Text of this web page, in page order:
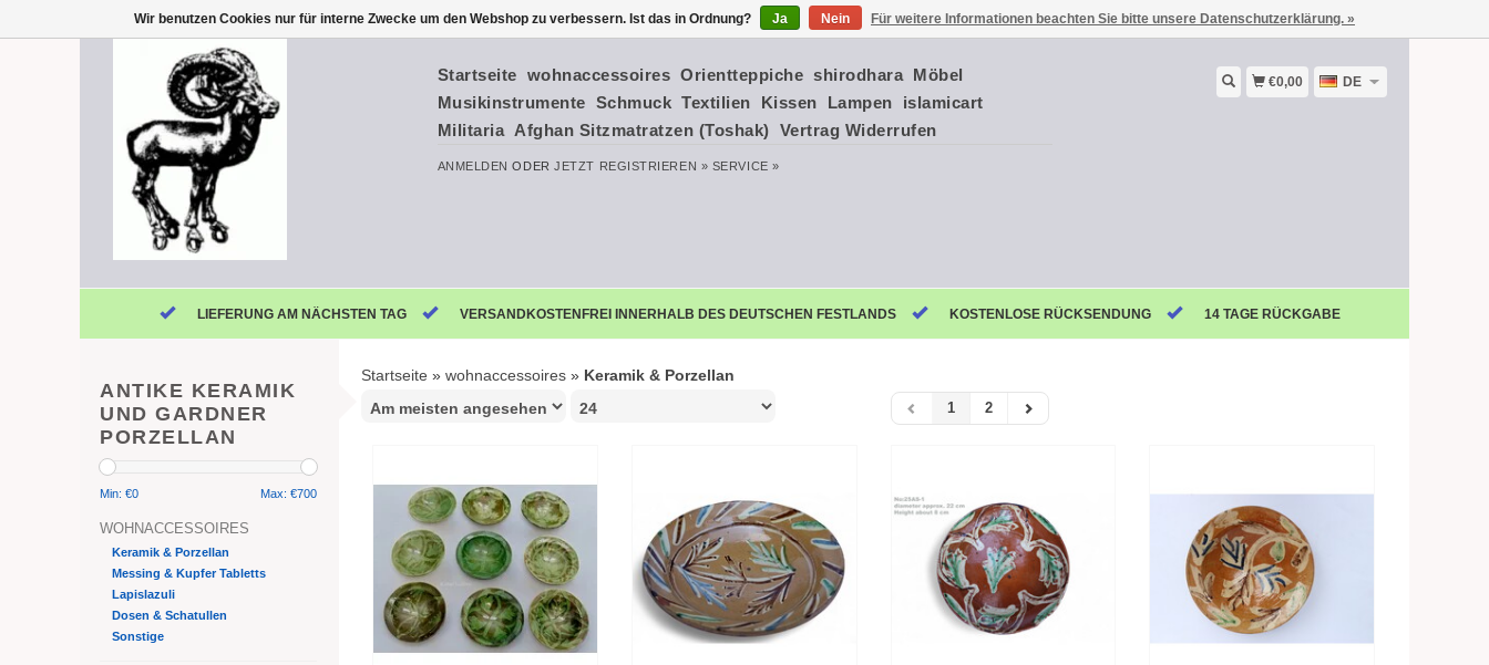
Startseite wohnaccessoires Orientteppiche shirodhara Möbel
Musikinstrumente Schmuck Textilien Kissen Lampen
islamicart
Militaria Afghan Sitzmatratzen (Toshak) Vertrag Widerrufen
ANMELDEN ODERJETZT REGISTRIEREN » SERVICE »
€0,00 DE
LIEFERUNG AM NÄCHSTEN TAG VERSANDKOSTENFREI INNERHALB DES DEUTSCHEN FESTLANDS KOSTENLOSE RÜCKSENDUNG 14 TAGE RÜCKGABE
ANTIKE KERAMIK
UND GARDNER
PORZELLAN
Min: €0 Max: €700
WOHNACCESSOIRES
Keramik & Porzellan
Messing & Kupfer Tabletts
Lapislazuli
Dosen & Schatullen
Sonstige
Startseite » wohnaccessoires » Keramik & Porzellan
1 2
Wir benutzen Cookies nur für interne Zwecke um den Webshop zu verbessern. Ist das in Ordnung? Ja Nein Für weitere Informationen beachten Sie bitte unsere Datenschutzerklärung. »